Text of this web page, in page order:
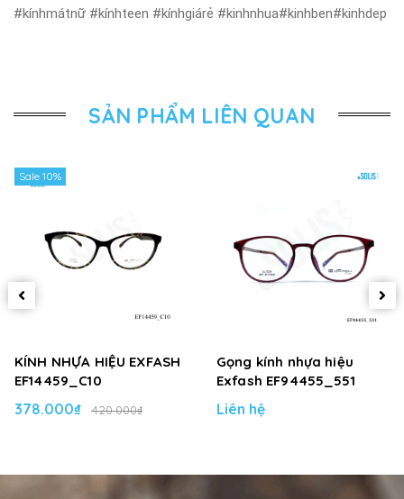
#kínhmátnữ #kínhteen #kínhgiárẻ #kinhnhua#kinhben#kinhdep
SẢN PHẨM LIÊN QUAN
Sale 10%
KÍNH NHỰA HIỆU EXFASH
EF14459_C10
378.000₫ 420.000₫
Gọng kính nhựa hiệu
Exfash EF94455_551
Liên hệ